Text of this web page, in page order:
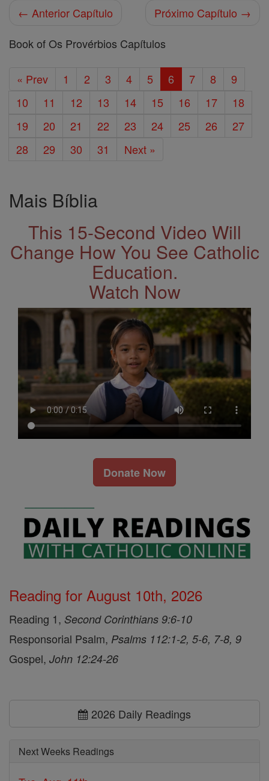
← Anterior Capítulo
Próximo Capítulo →
Book of Os Provérbios Capítulos
« Prev 1 2 3 4 5 6 7 8
9
10
11 12 13 14 15 16 17
18
19
20 21 22 23 24 25 26
27
28
29 30 31 Next »
Mais Bíblia
This 15-Second Video Will
Change How You See Catholic
Education.
Watch Now
Donate Now
Reading for August 10th, 2026
Reading 1, Second Corinthians 9:6-10
Responsorial Psalm, Psalms 112:1-2, 5-6, 7-8, 9
Gospel, John 12:24-26
2026 Daily Readings
Next Weeks Readings